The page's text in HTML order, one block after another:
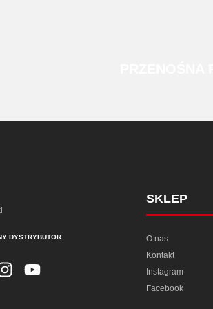
DYSTRYBUTOR
SKLEP
O nas
Kontakt
Instagram
Facebook